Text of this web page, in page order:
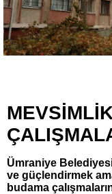
Ümraniye
ve güçlendirmek
budama